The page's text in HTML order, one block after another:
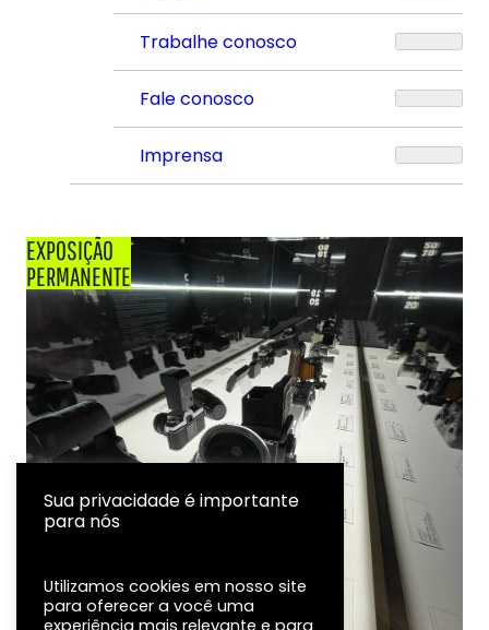
Trabalhe conosco
Fale conosco
Imprensa
EXPOSIÇÃO
PERMANENTE
Sua privacidade é importante
para nós
Utilizamos cookies em nosso site
para oferecer a você uma
experiência mais relevante e para